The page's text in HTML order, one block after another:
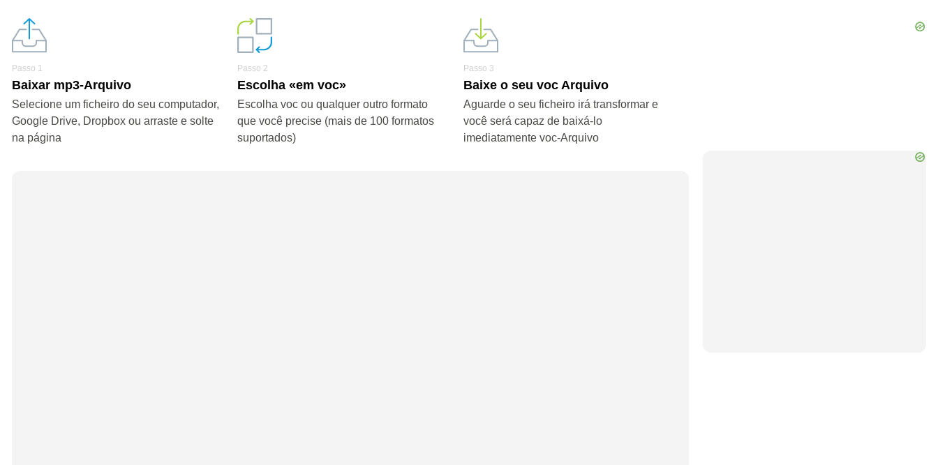
Passo 1
Baixar mp3-Arquivo
Selecione um ficheiro do seu computador,
Google Drive, Dropbox ou arraste e solte
na página
Passo 2
Escolha «em voc»
Escolha voc ou qualquer outro formato
que você precise (mais de 100 formatos
suportados)
Passo 3
Baixe o seu voc Arquivo
Aguarde o seu ficheiro irá transformar e
você será capaz de baixá-lo
imediatamente voc-Arquivo